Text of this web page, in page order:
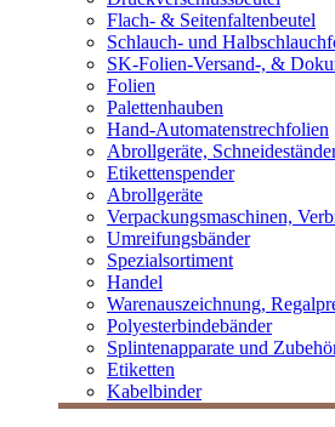
Flach- & Seitenfaltenbeutel
Schlauch- und
SK-Folien-Versand-, &
Folien
Palettenhauben
Hand-Automatenstrechfolien
Abrollgeräte,
Etikettenspender
Abrollgeräte
Verpackungsmaschinen,
Umreifungsbänder
Spezialsortiment
Handel
Warenauszeichnung,
Polyesterbindebänder
Splintenapparate und
Etiketten
Kabelbinder